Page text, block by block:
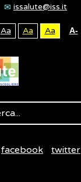
issalute@iss.it
Aa Aa Aa A-
facebook twitter